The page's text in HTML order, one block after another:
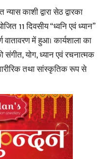
काशी द्वारा सेठ द्वारका
11 दिवसीय “ध्वनि एवं ध्यान”
वातावरण में हुआ। कार्यशाला का
संगीत, योग, ध्यान एवं रचनात्मक
तथा सांस्कृतिक रूप से